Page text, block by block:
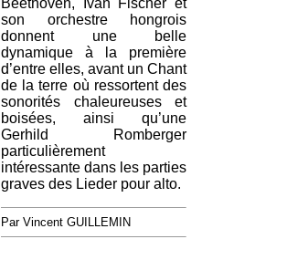
Beethoven, Iván Fischer et
son orchestre hongrois
donnent une belle
dynamique à la première
d’entre elles, avant un Chant
de la terre où ressortent des
sonorités chaleureuses et
boisées, ainsi qu’une
Gerhild Romberger
particulièrement
intéressante dans les parties
graves des Lieder pour alto.
Par Vincent GUILLEMIN